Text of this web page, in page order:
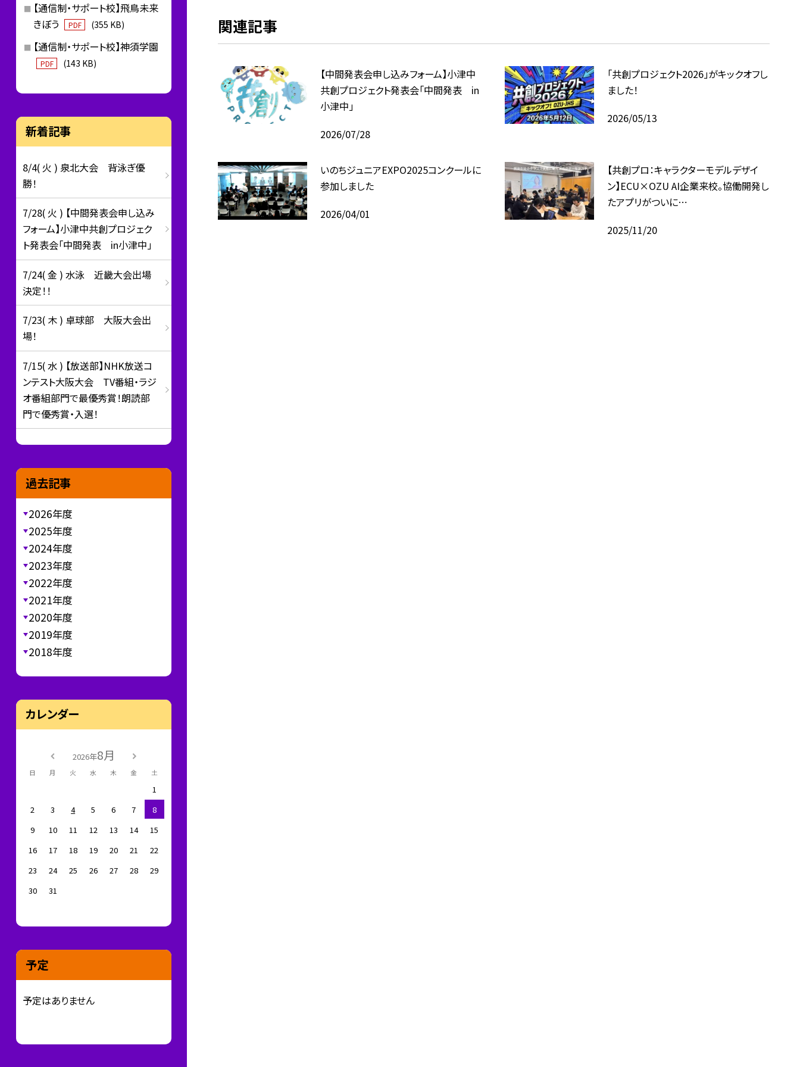
関連記事
【中間発表会申し込みフォーム】小津中
共創プロジェクト発表会「中間発表 in
小津中」
2026/07/28
「共創プロジェクト2026」がキックオフし
ました！
2026/05/13
いのちジュニアEXPO2025コンクールに
参加しました
2026/04/01
【共創プロ：キャラクターモデルデザイ
ン】ECU×OZU AI企業来校。協働開発し
たアプリがついに⋯
2025/11/20
【通信制・サポート校】飛鳥未来
きぼう
PDF (355 KB)
【通信制・サポート校】神須学園
PDF (143 KB)
新着記事
8/4( 火 ) 泉北大会 背泳ぎ優
勝！
7/28( 火 ) 【中間発表会申し込み
フォーム】小津中共創プロジェク
ト発表会「中間発表 in小津中」
7/24( 金 ) 水泳 近畿大会出場
決定！！
7/23( 木 ) 卓球部 大阪大会出
場！
7/15( 水 ) 【放送部】NHK放送コ
ンテスト大阪大会 TV番組・ラジ
オ番組部門で最優秀賞！朗読部
門で優秀賞・入選！
過去記事
2026年度
2025年度
2024年度
2023年度
2022年度
2021年度
2020年度
2019年度
2018年度
カレンダー
2026年8月
日 月 火 水 木 金 土
1
2
3 4 5 6 7
8
9
10 11 12 13 14
15
16
17 18 19 20 21
22
23
24 25 26 27 28
29
30
31
予定
予定はありません